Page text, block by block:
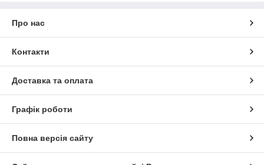
Про нас
Контакти
Доставка та оплата
Графік роботи
Повна версія сайту